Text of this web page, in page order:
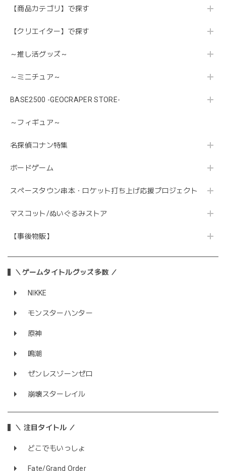
【商品カテゴリ】で探す
【クリエイター】で探す
～推し活グッズ～
～ミニチュア～
BASE2500 -GEOCRAPER STORE-
～フィギュア～
名探偵コナン特集
ボードゲーム
スペースタウン串本・ロケット打ち上げ応援プロジェクト
マスコット/ぬいぐるみストア
【事後物販】
＼ゲームタイトルグッズ多数 ／
NIKKE
モンスターハンター
原神
鳴潮
ゼンレスゾーンゼロ
崩壊スターレイル
＼ 注目タイトル ／
どこでもいっしょ
Fate/Grand Order